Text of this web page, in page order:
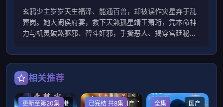
玄鸦少主岁岁天生福泽、能通百兽，却被误作灾星弃于乱
葬岗。她大闹侯府宴，救下天煞孤星靖王萧珩，凭本命神
力与机灵破煞驱邪、智斗奸邪，手撕恶人、揭穿宫廷秘
转天命。
相关推荐
香港
更新至第20集 国产
已完结 共8集 国产
全集